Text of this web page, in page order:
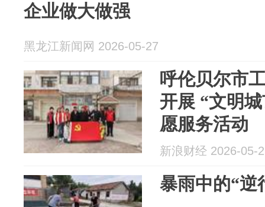
企业做大做强
黑龙江新闻网 2026-05-27
呼伦贝尔市
开展 “文明
愿服务活动
新浪财经 2026-05-
暴雨中的“逆